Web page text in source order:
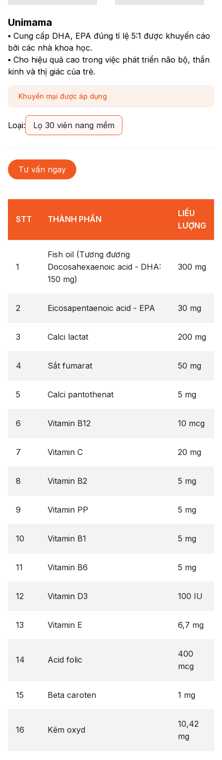
Unimama
▪ Cung cấp DHA, EPA đúng tỉ lệ 5:1 được khuyến cáo
bởi các nhà khoa học.
▪ Cho hiệu quả cao trong việc phát triển não bộ, thần
kinh và thị giác của trẻ.
Khuyến mại được áp dụng
Loại: Lọ 30 viên nang mềm
Tư vấn ngay
STT THÀNH PHẦN
LIỀU
LƯỢNG
1
Fish oil (Tương đương
Docosahexaenoic acid - DHA:
150 mg)
300 mg
2 Eicosapentaenoic acid - EPA 30 mg
3 Calci lactat 200 mg
4 Sắt fumarat 50 mg
5 Calci pantothenat 5 mg
6 Vitamin B12 10 mcg
7 Vitamin C 20 mg
8 Vitamin B2 5 mg
9 Vitamin PP 5 mg
10 Vitamin B1 5 mg
11 Vitamin B6 5 mg
12 Vitamin D3 100 IU
13 Vitamin E 6,7 mg
14 Acid folic
400
mcg
15 Beta caroten 1 mg
16 Kẽm oxyd
10,42
mg